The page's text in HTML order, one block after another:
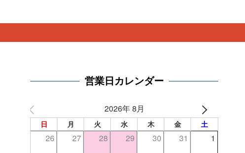
営業日カレンダー
2026年 8月
日 月 火 水 木 金 土
26 27 28 29 30 31 1